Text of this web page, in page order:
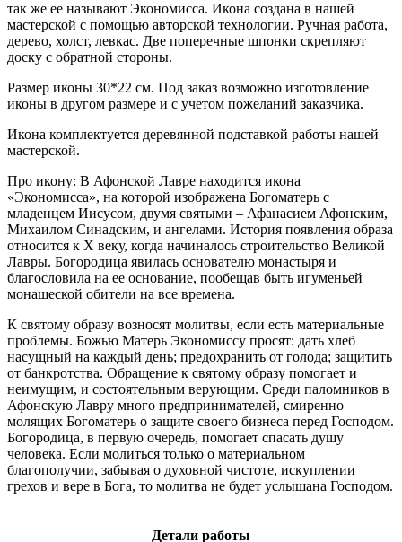
так же ее называют Экономисса. Икона создана в нашей
мастерской с помощью авторской технологии. Ручная работа,
дерево, холст, левкас. Две поперечные шпонки скрепляют
доску с обратной стороны.
Размер иконы 30*22 см. Под заказ возможно изготовление
иконы в другом размере и с учетом пожеланий заказчика.
Икона комплектуется деревянной подставкой работы нашей
мастерской.
Про икону: В Афонской Лавре находится икона
«Экономисса», на которой изображена Богоматерь с
младенцем Иисусом, двумя святыми – Афанасием Афонским,
Михаилом Синадским, и ангелами. История появления образа
относится к X веку, когда начиналось строительство Великой
Лавры. Богородица явилась основателю монастыря и
благословила на ее основание, пообещав быть игуменьей
монашеской обители на все времена.
К святому образу возносят молитвы, если есть материальные
проблемы. Божью Матерь Экономиссу просят: дать хлеб
насущный на каждый день; предохранить от голода; защитить
от банкротства. Обращение к святому образу помогает и
неимущим, и состоятельным верующим. Среди паломников в
Афонскую Лавру много предпринимателей, смиренно
молящих Богоматерь о защите своего бизнеса перед Господом.
Богородица, в первую очередь, помогает спасать душу
человека. Если молиться только о материальном
благополучии, забывая о духовной чистоте, искуплении
грехов и вере в Бога, то молитва не будет услышана Господом.
Детали работы